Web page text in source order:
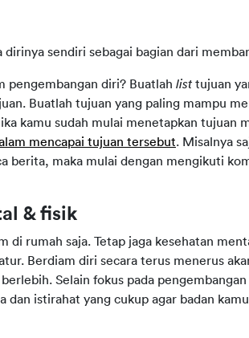
sendiri sebagai bagian dari
pengembangan diri? Buatlah list tujuan
Buatlah tujuan yang paling mampu
kamu sudah mulai menetapkan tujuan
mencapai tujuan tersebut. Misalnya
berita, maka mulai dengan mengikuti
& fisik
di rumah saja. Tetap jaga kesehatan
Berdiam diri secara terus menerus
Selain fokus pada
dan istirahat yang cukup agar badan